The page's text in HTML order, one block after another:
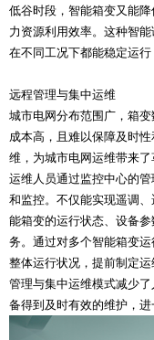
低谷时段，智能箱变又能
力资源利用效率。这种智
在不同工况下都能稳定运行
远程管理与集中运维
城市电网分布范围广，箱
成本高，且难以保障及时
维，为城市电网运维带来了
运维人员通过监控中心的
和监控。不仅能实现遥调
能箱变的运行状态、设备
务。通过对多个智能箱变
整体运行状况，提前制定
管理与集中运维模式减少
备得到及时有效的维护，进